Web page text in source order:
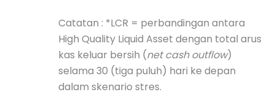
Catatan : *LCR = perbandingan antara
High Quality Liquid Asset dengan total arus
kas keluar bersih (net cash outflow)
selama 30 (tiga puluh) hari ke depan
dalam skenario stres.